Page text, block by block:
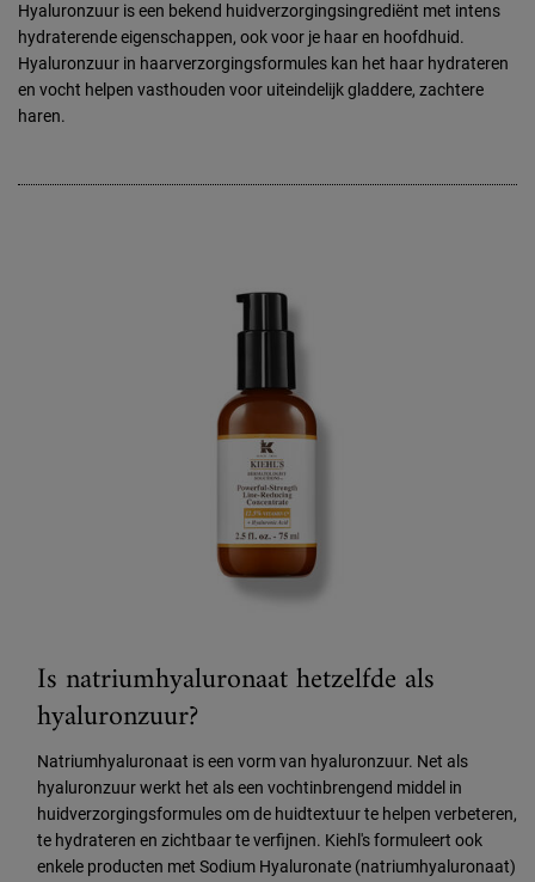
Hyaluronzuur is een bekend huidverzorgingsingrediënt met intens
hydraterende eigenschappen, ook voor je haar en hoofdhuid.
Hyaluronzuur in haarverzorgingsformules kan het haar hydrateren
en vocht helpen vasthouden voor uiteindelijk gladdere, zachtere
haren.
Is natriumhyaluronaat hetzelfde als
hyaluronzuur?
Natriumhyaluronaat is een vorm van hyaluronzuur. Net als
hyaluronzuur werkt het als een vochtinbrengend middel in
huidverzorgingsformules om de huidtextuur te helpen verbeteren,
te hydrateren en zichtbaar te verfijnen. Kiehl's formuleert ook
enkele producten met Sodium Hyaluronate (natriumhyaluronaat)